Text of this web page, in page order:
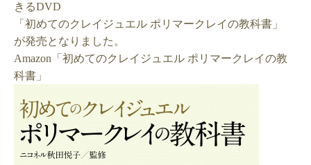
きるDVD
「初めてのクレイジュエル ポリマークレイの教科書」
が発売となりました。
Amazon「初めてのクレイジュエル ポリマークレイの教
科書」